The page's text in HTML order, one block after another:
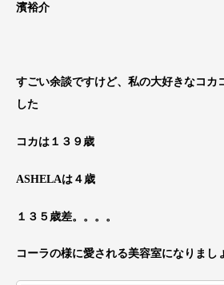
濱裕介
すごい余談ですけど、私の大好きなコカ
した
コカは１３９歳
ASHELAは４歳
１３５歳差。。。。
コーラの様に愛される美容室になりまし